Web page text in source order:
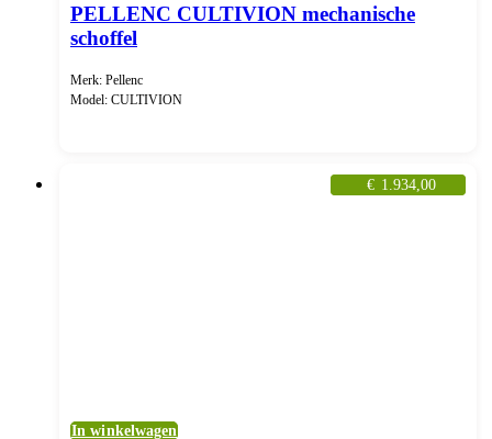
PELLENC CULTIVION mechanische
schoffel
Merk: Pellenc
Model: CULTIVION
€ 1.934,00
In winkelwagen